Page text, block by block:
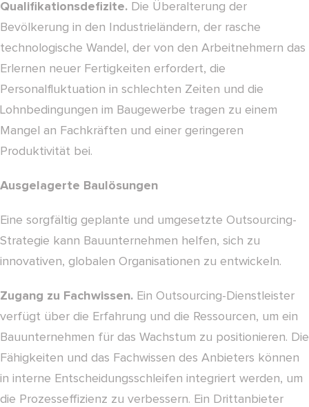
Qualifikationsdefizite. Die Überalterung der
Bevölkerung in den Industrieländern, der rasche
technologische Wandel, der von den Arbeitnehmern das
Erlernen neuer Fertigkeiten erfordert, die
Personalfluktuation in schlechten Zeiten und die
Lohnbedingungen im Baugewerbe tragen zu einem
Mangel an Fachkräften und einer geringeren
Produktivität bei.
Ausgelagerte Baulösungen
Eine sorgfältig geplante und umgesetzte Outsourcing-
Strategie kann Bauunternehmen helfen, sich zu
innovativen, globalen Organisationen zu entwickeln.
Zugang zu Fachwissen. Ein Outsourcing-Dienstleister
verfügt über die Erfahrung und die Ressourcen, um ein
Bauunternehmen für das Wachstum zu positionieren. Die
Fähigkeiten und das Fachwissen des Anbieters können
in interne Entscheidungsschleifen integriert werden, um
die Prozesseffizienz zu verbessern. Ein Drittanbieter